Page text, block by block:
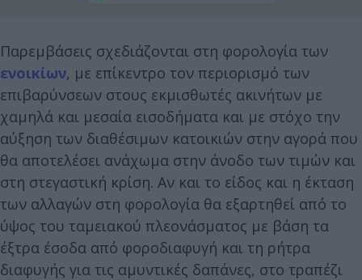
Παρεμβάσεις σχεδιάζονται στη φορολογία των
ενοικίων, με επίκεντρο τον περιορισμό των
επιβαρύνσεων στους εκμισθωτές ακινήτων με
χαμηλά και μεσαία εισοδήματα και με στόχο την
αύξηση των διαθέσιμων κατοικιών στην αγορά που
θα αποτελέσει ανάχωμα στην άνοδο των τιμών και
στη στεγαστική κρίση. Αν και το είδος και η έκταση
των αλλαγών στη φορολογία θα εξαρτηθεί από το
ύψος του ταμειακού πλεονάσματος με βάση τα
έξτρα έσοδα από φοροδιαφυγή και τη ρήτρα
διαφυγής για τις αμυντικές δαπάνες, στο τραπέζι